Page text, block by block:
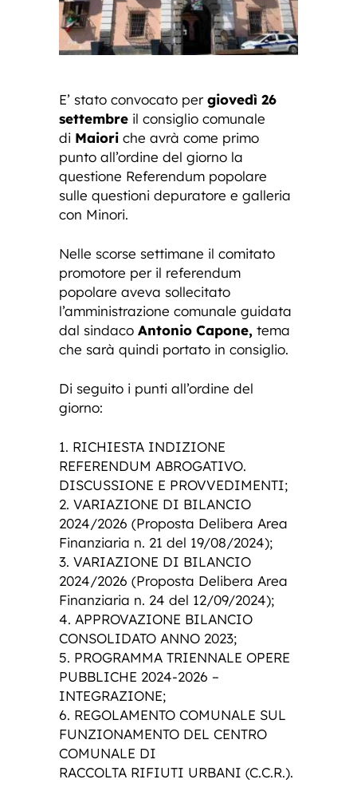
E’ stato convocato pergiovedì 26
settembre il consiglio comunale
di Maiori che avrà come primo
punto all’ordine del giorno la
questione Referendum popolare
sulle questioni depuratore e galleria
con Minori.
Nelle scorse settimane il comitato
promotore per il referendum
popolare aveva sollecitato
l’amministrazione comunale guidata
dal sindaco Antonio Capone, tema
che sarà quindi portato in consiglio.
Di seguito i punti all’ordine del
giorno:
1. RICHIESTA INDIZIONE
REFERENDUM ABROGATIVO.
DISCUSSIONE E PROVVEDIMENTI;
2. VARIAZIONE DI BILANCIO
2024/2026 (Proposta Delibera Area
Finanziaria n. 21 del 19/08/2024);
3. VARIAZIONE DI BILANCIO
2024/2026 (Proposta Delibera Area
Finanziaria n. 24 del 12/09/2024);
4. APPROVAZIONE BILANCIO
CONSOLIDATO ANNO 2023;
5. PROGRAMMA TRIENNALE OPERE
PUBBLICHE 2024-2026 –
INTEGRAZIONE;
6. REGOLAMENTO COMUNALE SUL
FUNZIONAMENTO DEL CENTRO
COMUNALE DI
RACCOLTA RIFIUTI URBANI (C.C.R.).